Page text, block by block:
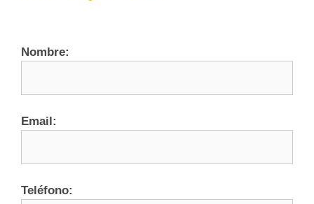
Nombre:
Email:
Teléfono: